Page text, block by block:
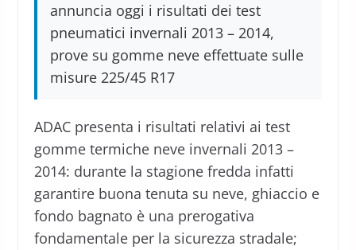
annuncia oggi i risultati dei test
pneumatici invernali 2013 – 2014,
prove su gomme neve effettuate sulle
misure 225/45 R17
ADAC presenta i risultati relativi ai test
gomme termiche neve invernali 2013 –
2014: durante la stagione fredda infatti
garantire buona tenuta su neve, ghiaccio e
fondo bagnato è una prerogativa
fondamentale per la sicurezza stradale;